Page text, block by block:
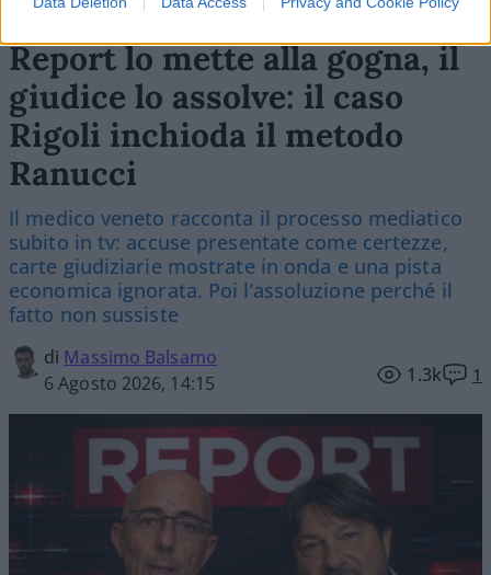
Report lo mette alla gogna, il
giudice lo assolve: il caso
Rigoli inchioda il metodo
Ranucci
Il medico veneto racconta il processo mediatico
subito in tv: accuse presentate come certezze,
carte giudiziarie mostrate in onda e una pista
economica ignorata. Poi l’assoluzione perché il
fatto non sussiste
di Massimo Balsamo
6 Agosto 2026, 14:15
1.3k 1